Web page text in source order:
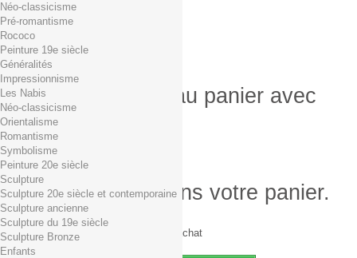
0,01€ dès 29€ d'achat
0,00 € Total
Commander
Produit ajouté au panier avec
succès
Quantité
Total
Il y a 1 produit dans votre panier.
Total produits TTC
Frais de port TTC
0,01€ dès 29€ d'achat
Total TTC
Néo-classicisme
Pré-romantisme
Rococo
Peinture 19e siècle
Généralités
Impressionnisme
Les Nabis
Néo-classicisme
Orientalisme
Romantisme
Symbolisme
Peinture 20e siècle
Sculpture
Sculpture 20e siècle et contemporaine
Sculpture ancienne
Sculpture du 19e siècle
Sculpture Bronze
Enfants